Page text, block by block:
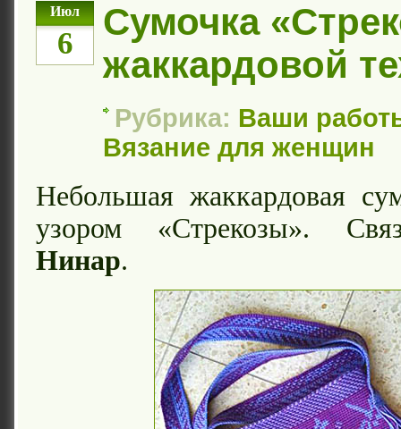
Июл
6
Сумочка
жаккардовой
Рубрика: Ваши
Вязание для женщин
Небольшая жаккардовая
узором «Стрекозы».
Нинар.